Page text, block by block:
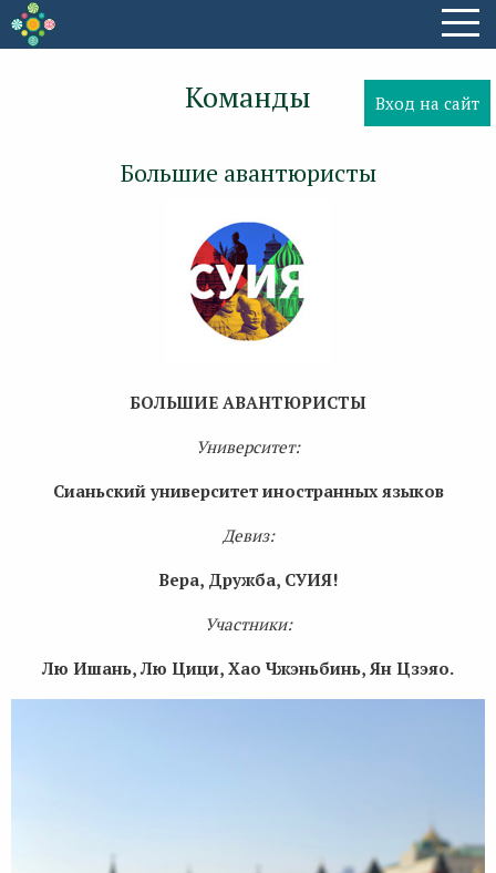
Команды
Большие авантюристы
БОЛЬШИЕ АВАНТЮРИСТЫ
Университет:
Сианьский университет иностранных языков
Девиз:
Вера, Дружба, СУИЯ!
Участники:
Лю Ишань, Лю Цици, Хао Чжэньбинь, Ян Цзэяо.
Вход на сайт